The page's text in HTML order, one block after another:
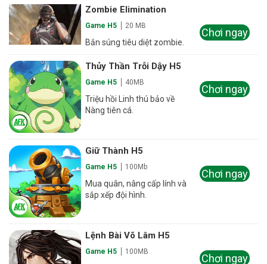
Zombie Elimination
Game H5 20 MB
Bắn súng tiêu diệt zombie.
Chơi ngay
Thủy Thần Trỗi Dậy H5
Game H5 40MB
Triệu hồi Linh thú bảo về
Nàng tiên cá.
Chơi ngay
Giữ Thành H5
Game H5 100Mb
Mua quân, nâng cấp lính và
sắp xếp đội hình.
Chơi ngay
Lệnh Bài Võ Lâm H5
Game H5 100MB
Chơi ngay